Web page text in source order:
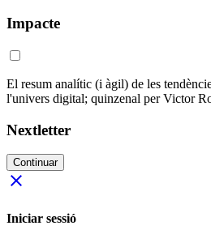
Impacte
El resum analític (i àgil) de les
l'univers digital; quinzenal per Victor
Nextletter
Continuar
close
Iniciar sessió